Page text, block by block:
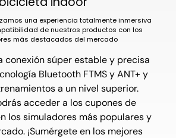
una experiencia totalmente inmersiva
de nuestros productos con los
más destacados del mercado
conexión súper estable y precisa
Bluetooth FTMS y ANT+ y
a un nivel superior.
acceder a los cupones de
los simuladores más populares y
¡Sumérgete en los mejores